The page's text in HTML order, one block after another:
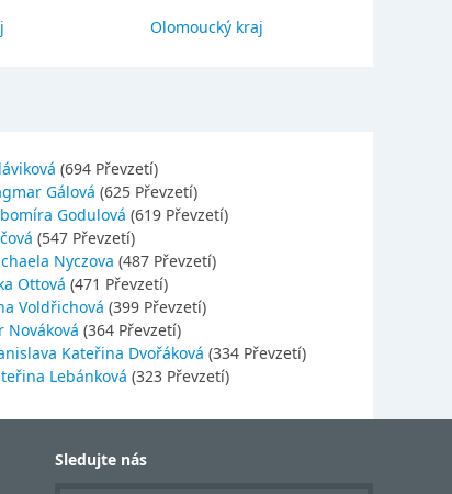
Olomoucký kraj
(694 Převzetí)
Gálová (625 Převzetí)
Godulová (619 Převzetí)
(547 Převzetí)
Nyczova (487 Převzetí)
Ottová (471 Převzetí)
Voldřichová (399 Převzetí)
Nováková (364 Převzetí)
Kateřina Dvořáková (334 Převzetí)
Lebánková (323 Převzetí)
Sledujte nás